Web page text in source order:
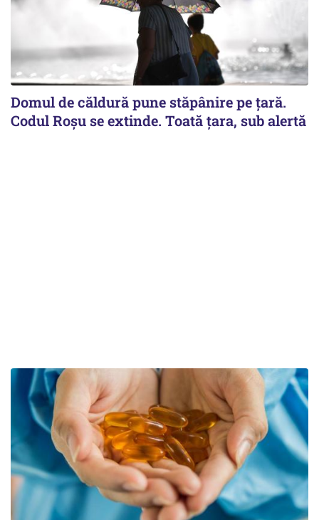
Domul de căldură pune stăpânire pe țară.
Codul Roșu se extinde. Toată țara, sub alertă